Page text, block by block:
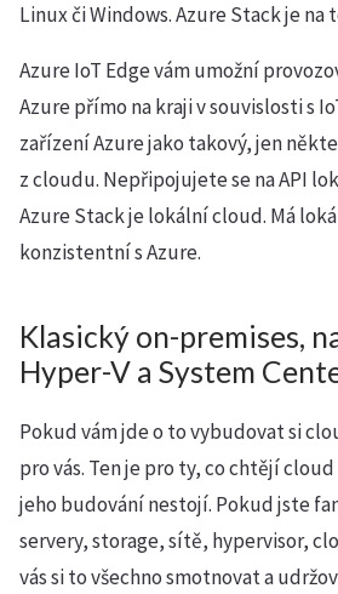
Linux či Windows. Azure Stack je na
Azure IoT Edge vám umožní
Azure přímo na kraji v souvislosti s
zařízení Azure jako takový, jen
z cloudu. Nepřipojujete se na API
Azure Stack je lokální cloud. Má
konzistentní s Azure.
Klasický on-premises,
Hyper-V a System
Pokud vám jde o to vybudovat si
pro vás. Ten je pro ty, co chtějí
jeho budování nestojí. Pokud jste
servery, storage, sítě, hypervisor,
vás si to všechno smotnovat a